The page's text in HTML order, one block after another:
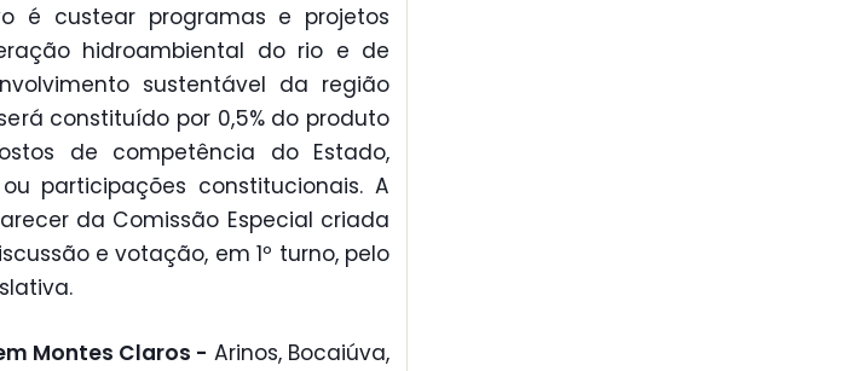
é custear programas e projetos
hidroambiental do rio e de
sustentável da região
constituído por 0,5% do produto
de competência do Estado,
participações constitucionais. A
da Comissão Especial criada
e votação, em 1º turno, pelo
Montes Claros - Arinos, Bocaiúva,